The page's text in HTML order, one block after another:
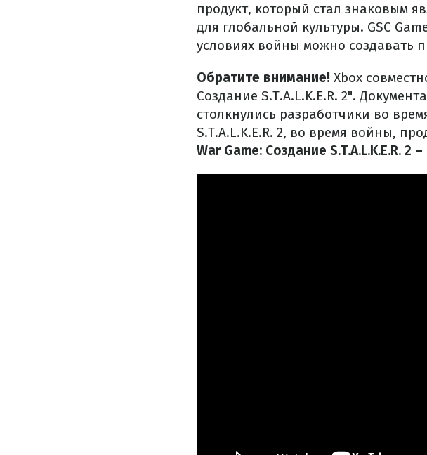
продукт, который стал знаковым
для глобальной культуры. GSC
условиях войны можно создавать
Обратите внимание! Xbox
Создание S.T.A.L.K.E.R. 2".
столкнулись разработчики во
S.T.A.L.K.E.R. 2, во время войны,
War Game: Создание S.T.A.L.K.E.R.